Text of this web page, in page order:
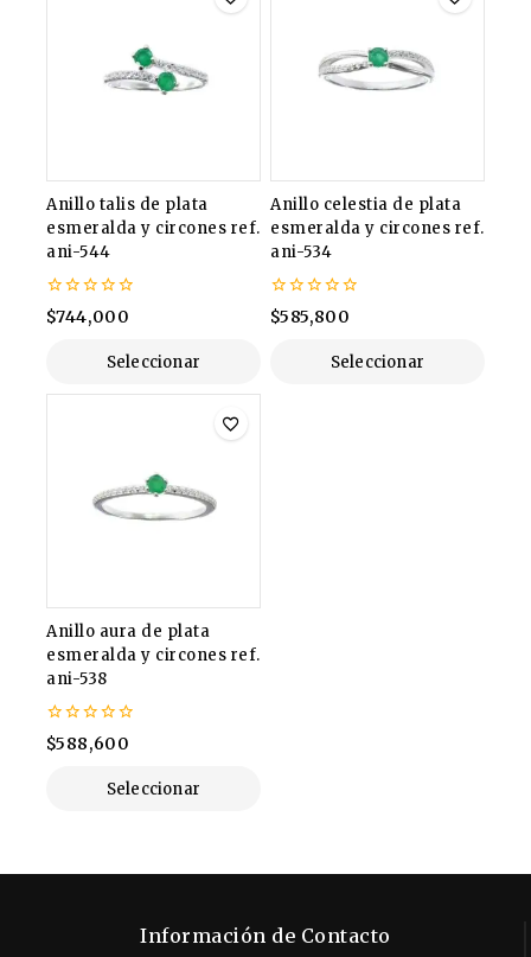
Anillo talis de plata
esmeralda y circones ref.
ani-544
0
de
$744,000
Seleccionar
Opciones
Anillo celestia de plata
esmeralda y circones ref.
ani-534
0
de
$585,800
Seleccionar
Anillo aura de plata
esmeralda y circones ref.
ani-538
0
de
$588,600
Seleccionar
Información de Contacto